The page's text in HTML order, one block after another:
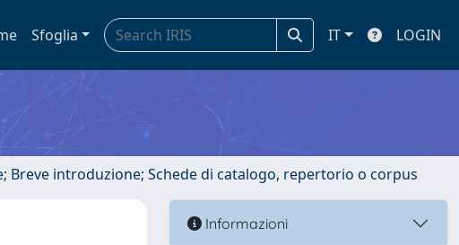
Sfoglia IT LOGIN
introduzione; Schede di catalogo, repertorio o corpus
Informazioni